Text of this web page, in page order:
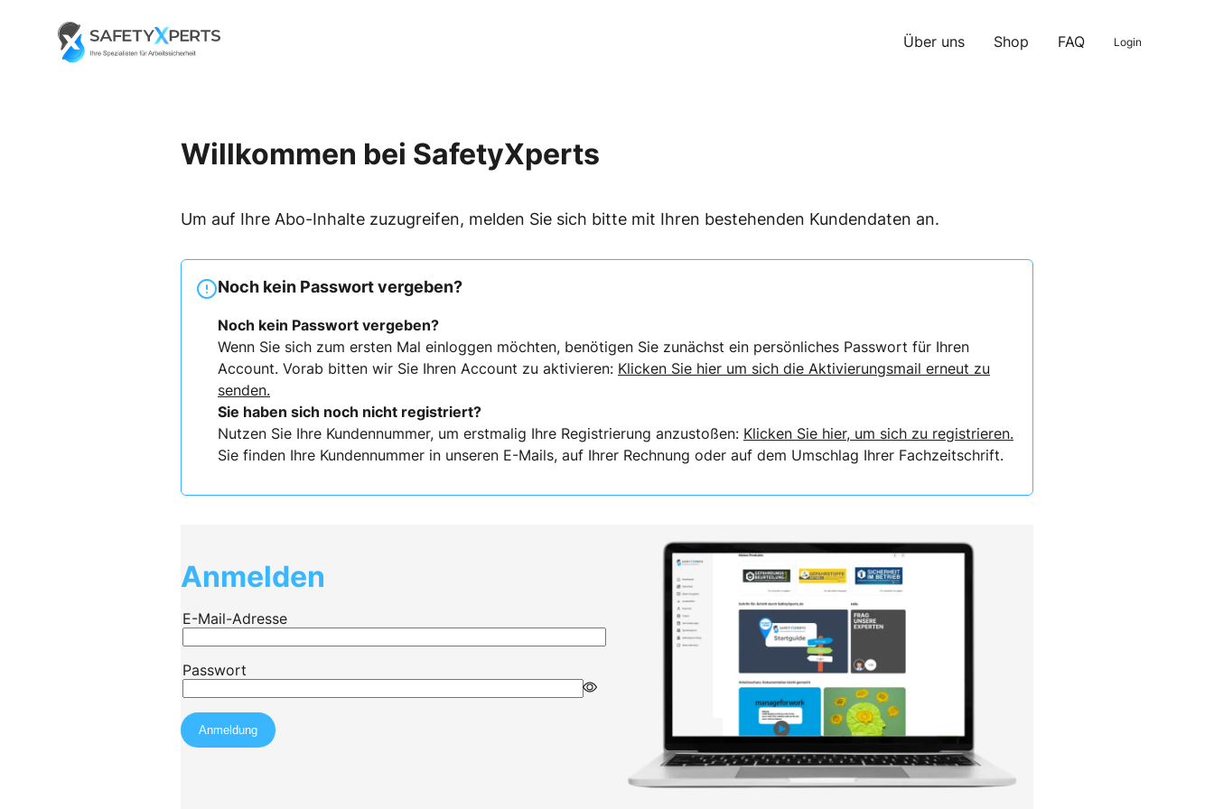
Go to landing page.
Über uns Shop FAQ Login
Willkommen bei SafetyXperts
Um auf Ihre Abo-Inhalte zuzugreifen, melden Sie sich bitte mit Ihren bestehenden Kundendaten an.
Noch kein Passwort vergeben?
Noch kein Passwort vergeben?
Wenn Sie sich zum ersten Mal einloggen möchten, benötigen Sie zunächst ein persönliches Passwort für Ihren
Account. Vorab bitten wir Sie Ihren Account zu aktivieren: Klicken Sie hier um sich die Aktivierungsmail erneut zu
senden.
Sie haben sich noch nicht registriert?
Nutzen Sie Ihre Kundennummer, um erstmalig Ihre Registrierung anzustoßen: Klicken Sie hier, um sich zu registrieren.
Sie finden Ihre Kundennummer in unseren E-Mails, auf Ihrer Rechnung oder auf dem Umschlag Ihrer Fachzeitschrift.
Anmelden